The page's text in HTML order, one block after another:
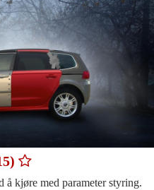
kjøre med parameter styring.